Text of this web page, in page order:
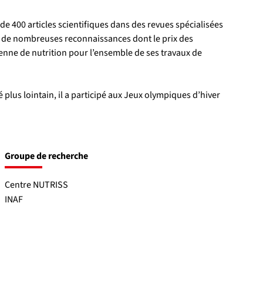
Groupe de recherche
Centre NUTRISS
INAF
400 articles scientifiques dans des revues spécialisées
nombreuses reconnaissances dont le prix des
de nutrition pour l’ensemble de ses travaux de
lointain, il a participé aux Jeux olympiques d’hiver